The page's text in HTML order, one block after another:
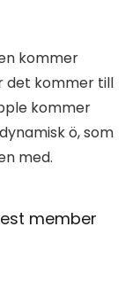
kommer
det kommer till
kommer
ö, som
med.
member